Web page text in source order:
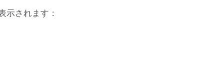
示されます：